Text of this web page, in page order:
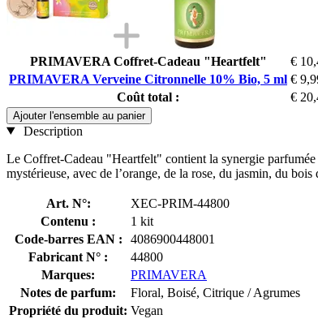
PRIMAVERA Coffret-Cadeau "Heartfelt"
€
PRIMAVERA Verveine Citronnelle 10% Bio, 5 ml €
Coût total :
€
Ajouter l'ensemble au panier
Description
Le Coffret-Cadeau "Heartfelt" contient la synergie
mystérieuse, avec de l’orange, de la rose, du jasmin, du
Art. N°:
XEC-PRIM-44800
Contenu :
1 kit
Code-barres EAN :
4086900448001
Fabricant N° :
44800
Marques:
PRIMAVERA
Notes de parfum:
Floral, Boisé, Citrique / Agrumes
Propriété du produit: Vegan